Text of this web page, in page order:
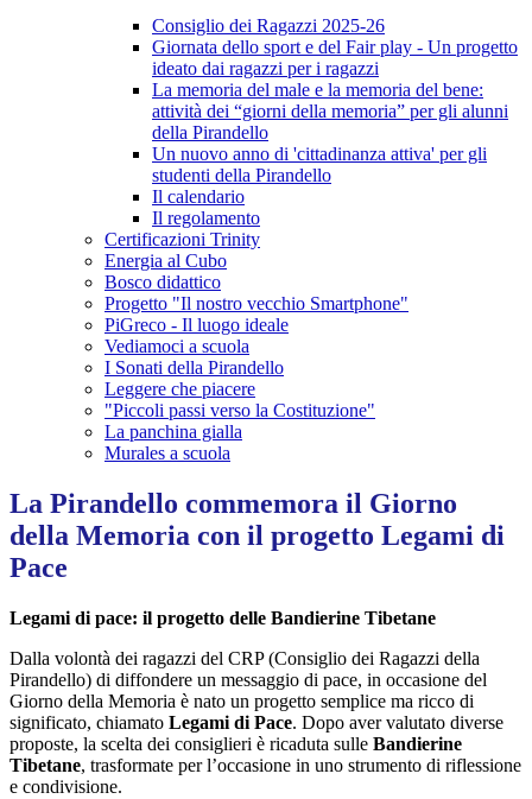
Consiglio dei Ragazzi 2025-26
Giornata dello sport e del Fair play - Un progetto
ideato dai ragazzi per i ragazzi
La memoria del male e la memoria del bene:
attività dei “giorni della memoria” per gli alunni
della Pirandello
Un nuovo anno di 'cittadinanza attiva' per gli
studenti della Pirandello
Il calendario
Il regolamento
Certificazioni Trinity
Energia al Cubo
Bosco didattico
Progetto "Il nostro vecchio Smartphone"
PiGreco - Il luogo ideale
Vediamoci a scuola
I Sonati della Pirandello
Leggere che piacere
"Piccoli passi verso la Costituzione"
La panchina gialla
Murales a scuola
La Pirandello commemora il Giorno
della Memoria con il progetto Legami di
Pace
Legami di pace: il progetto delle Bandierine Tibetane
Dalla volontà dei ragazzi del CRP (Consiglio dei Ragazzi della
Pirandello) di diffondere un messaggio di pace, in occasione del
Giorno della Memoria è nato un progetto semplice ma ricco di
significato, chiamato Legami di Pace. Dopo aver valutato diverse
proposte, la scelta dei consiglieri è ricaduta sulle Bandierine
Tibetane, trasformate per l’occasione in uno strumento di riflessione
e condivisione.